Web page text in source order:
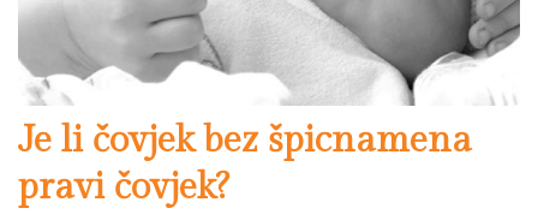
Je li čovjek bez špicnamena
pravi čovjek?